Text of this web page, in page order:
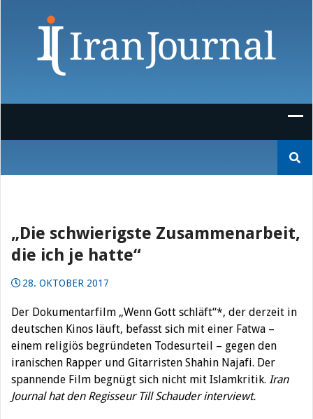
nach:
„Die schwierigste Zusammenarbeit,
die ich je hatte“
28. OKTOBER 2017
Der Dokumentarfilm „Wenn Gott schläft“*, der derzeit in
deutschen Kinos läuft, befasst sich mit einer Fatwa –
einem religiös begründeten Todesurteil – gegen den
iranischen Rapper und Gitarristen Shahin Najafi. Der
spannende Film begnügt sich nicht mit Islamkritik. Iran
Journal hat den Regisseur Till Schauder interviewt.